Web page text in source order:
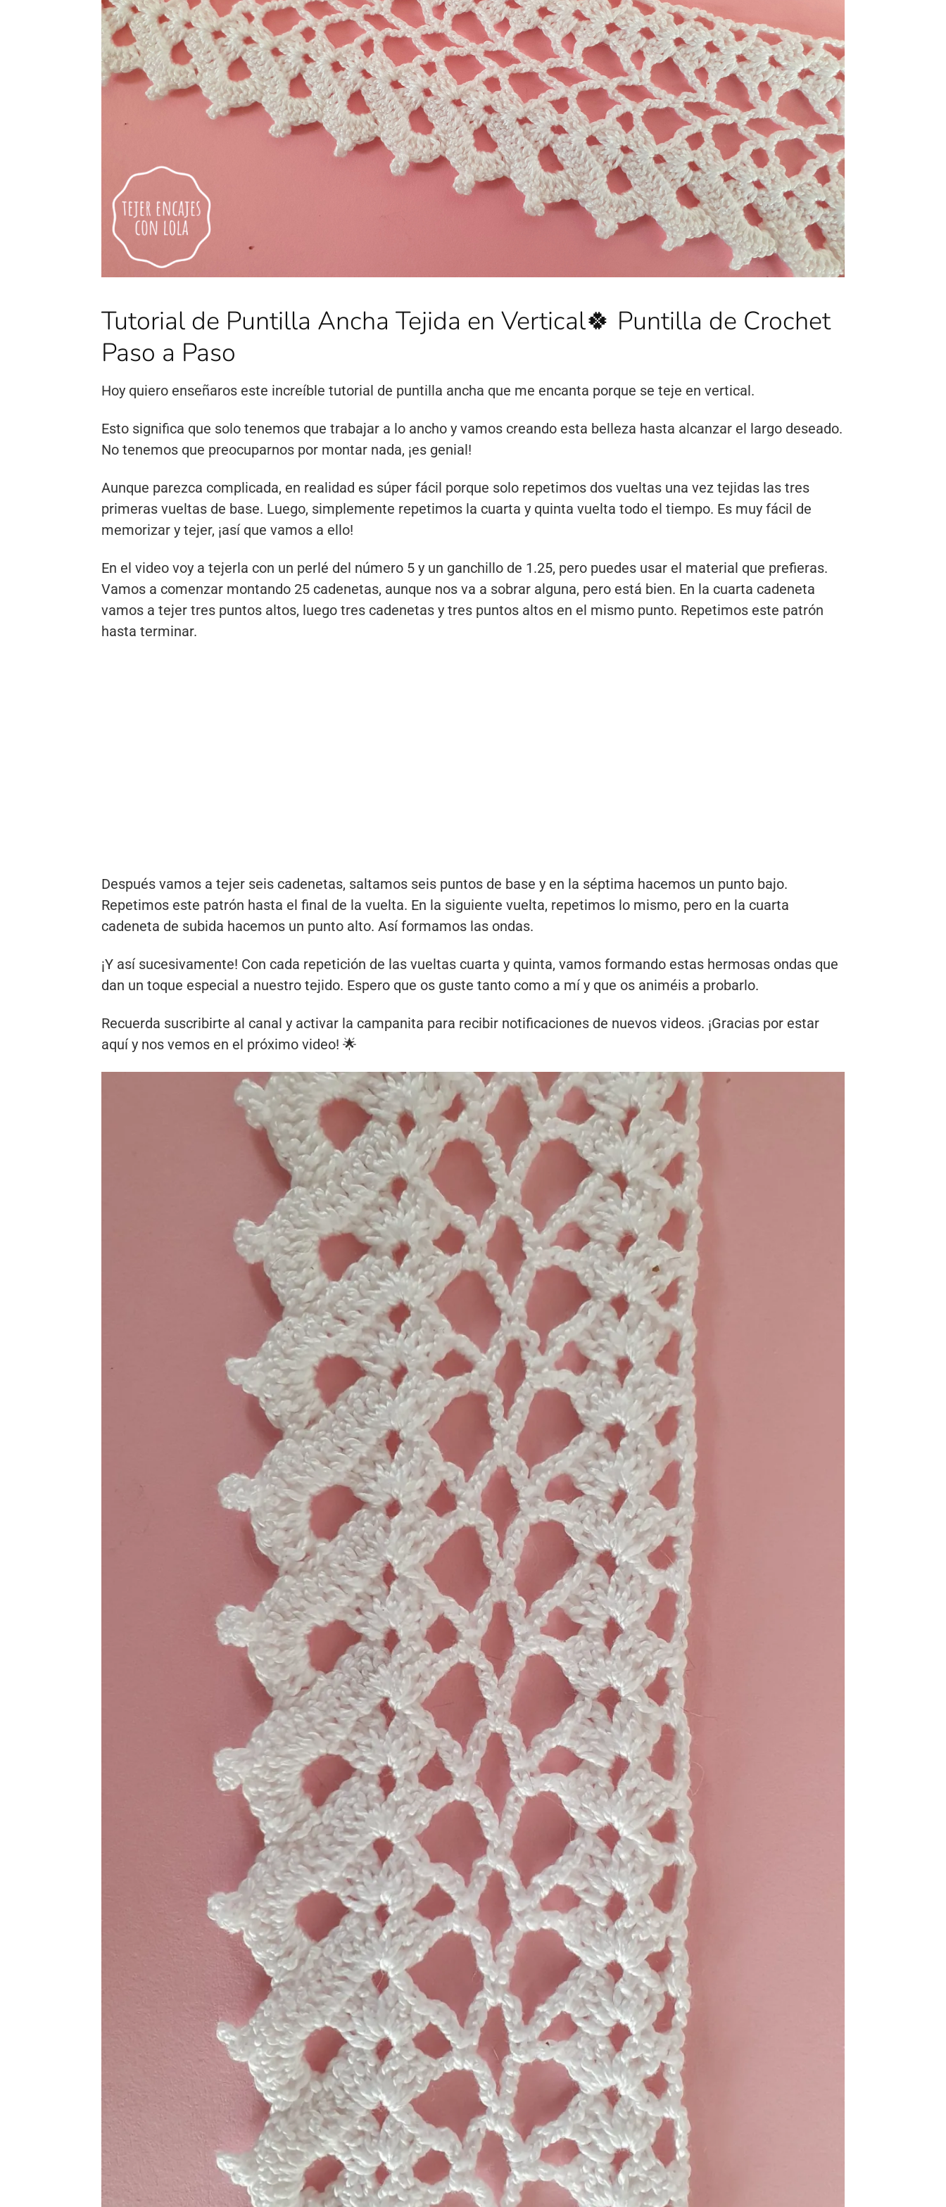
Tutorial de Puntilla Ancha Tejida en Vertical🍀 Puntilla de Crochet
Paso a Paso
Hoy quiero enseñaros este increíble tutorial de puntilla ancha que me encanta porque se teje en vertical.
Esto significa que solo tenemos que trabajar a lo ancho y vamos creando esta belleza hasta alcanzar el largo deseado.
No tenemos que preocuparnos por montar nada, ¡es genial!
Aunque parezca complicada, en realidad es súper fácil porque solo repetimos dos vueltas una vez tejidas las tres
primeras vueltas de base. Luego, simplemente repetimos la cuarta y quinta vuelta todo el tiempo. Es muy fácil de
memorizar y tejer, ¡así que vamos a ello!
En el video voy a tejerla con un perlé del número 5 y un ganchillo de 1.25, pero puedes usar el material que prefieras.
Vamos a comenzar montando 25 cadenetas, aunque nos va a sobrar alguna, pero está bien. En la cuarta cadeneta
vamos a tejer tres puntos altos, luego tres cadenetas y tres puntos altos en el mismo punto. Repetimos este patrón
hasta terminar.
Después vamos a tejer seis cadenetas, saltamos seis puntos de base y en la séptima hacemos un punto bajo.
Repetimos este patrón hasta el final de la vuelta. En la siguiente vuelta, repetimos lo mismo, pero en la cuarta
cadeneta de subida hacemos un punto alto. Así formamos las ondas.
¡Y así sucesivamente! Con cada repetición de las vueltas cuarta y quinta, vamos formando estas hermosas ondas que
dan un toque especial a nuestro tejido. Espero que os guste tanto como a mí y que os animéis a probarlo.
Recuerda suscribirte al canal y activar la campanita para recibir notificaciones de nuevos videos. ¡Gracias por estar
aquí y nos vemos en el próximo video! 🌟